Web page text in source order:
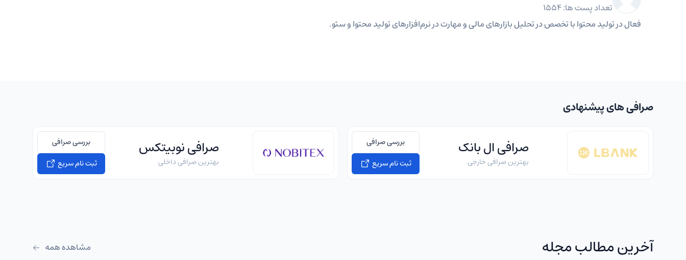
تعداد پست ها: 1554
فعال در تولید محتوا با تخصص در تحلیل بازارهای مالی و مهارت در نرم‌افزارهای تولید محتوا و سئو.
صرافی های پیشنهادی
صرافی ال بانک
بهترین صرافی خارجی
بررسی صرافی
ثبت نام سریع
صرافی نوبیتکس
بهترین صرافی داخلی
بررسی صرافی
ثبت نام سریع
آخرین مطالب مجله مشاهده همه